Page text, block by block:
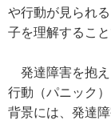
や行動が見られ
子を理解するこ
発達障害を抱え
行動（パニック
背景には、発達